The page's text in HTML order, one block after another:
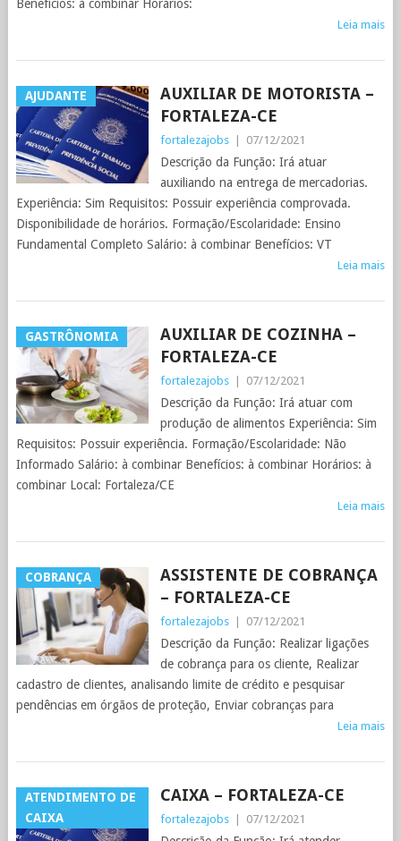
Benefícios: à combinar Horários:
Leia mais
AJUDANTE
AUXILIAR DE MOTORISTA –
FORTALEZA-CE
fortalezajobs 07/12/2021
Descrição da Função: Irá atuar
auxiliando na entrega de mercadorias.
Experiência: Sim Requisitos: Possuir experiência comprovada.
Disponibilidade de horários. Formação/Escolaridade: Ensino
Fundamental Completo Salário: à combinar Benefícios: VT
Leia mais
GASTRÔNOMIA
AUXILIAR DE COZINHA –
FORTALEZA-CE
fortalezajobs 07/12/2021
Descrição da Função: Irá atuar com
produção de alimentos Experiência: Sim
Requisitos: Possuir experiência. Formação/Escolaridade: Não
Informado Salário: à combinar Benefícios: à combinar Horários: à
combinar Local: Fortaleza/CE
Leia mais
COBRANÇA
ASSISTENTE DE COBRANÇA
– FORTALEZA-CE
fortalezajobs 07/12/2021
Descrição da Função: Realizar ligações
de cobrança para os cliente, Realizar
cadastro de clientes, analisando limite de crédito e pesquisar
pendências em órgãos de proteção, Enviar cobranças para
Leia mais
ATENDIMENTO DE
CAIXA
CAIXA – FORTALEZA-CE
fortalezajobs 07/12/2021